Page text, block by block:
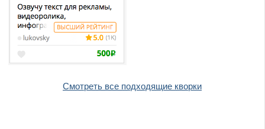
Смотреть все подходящие кворки